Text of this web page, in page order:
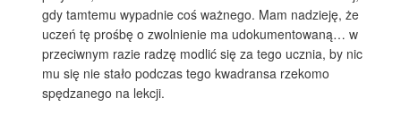
gdy tamtemu wypadnie coś ważnego. Mam nadzieję, że
uczeń tę prośbę o zwolnienie ma udokumentowaną… w
przeciwnym razie radzę modlić się za tego ucznia, by nic
mu się nie stało podczas tego kwadransa rzekomo
spędzanego na lekcji.